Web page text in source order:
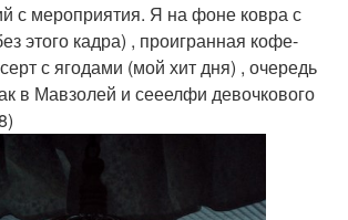
с мероприятия. Я на фоне ковра с
этого кадра) , проигранная кофе-
с ягодами (мой хит дня) , очередь
в Мавзолей и сееелфи девочкового